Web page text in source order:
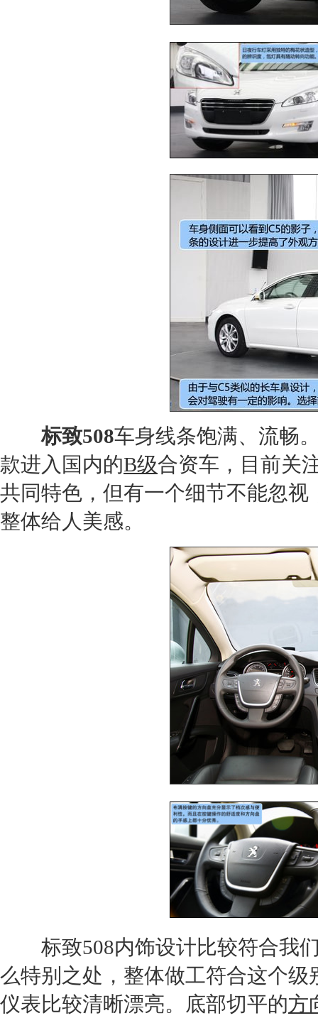
标致508车身线条饱满、流畅
款进入国内的B级合资车，目前关
共同特色，但有一个细节不能忽视
整体给人美感。
标致508内饰设计比较符合我
么特别之处，整体做工符合这个
仪表比较清晰漂亮。底部切平的方